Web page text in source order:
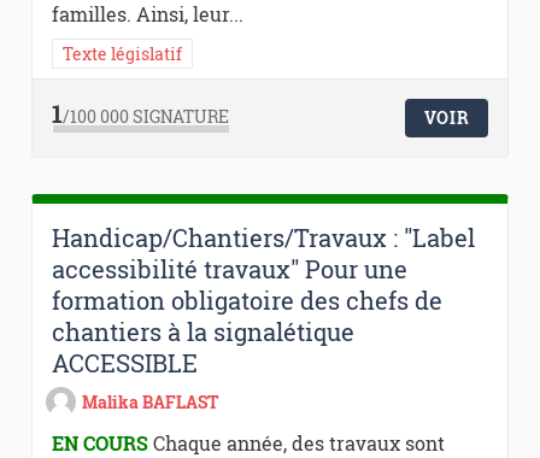
familles. Ainsi, leur...
Texte législatif
1/100 000SIGNATURE VOIR
Handicap/Chantiers/Travaux : "Label
accessibilité travaux" Pour une
formation obligatoire des chefs de
chantiers à la signalétique
ACCESSIBLE
Malika BAFLAST
EN COURSChaque année, des travaux sont